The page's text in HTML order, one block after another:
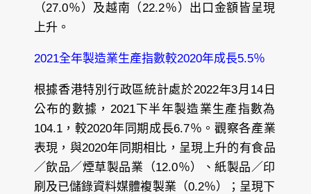
（27.0％）及越南（22.2％）出口金額皆呈現
上升。
2021全年製造業生產指數較2020年成長5.5％
根據香港特別行政區統計處於2022年3月14日
公布的數據，2021下半年製造業生產指數為
104.1，較2020年同期成長6.7％。觀察各產業
表現，與2020年同期相比，呈現上升的有食品
／飲品／煙草製品業（12.0％）、紙製品／印
刷及已儲錄資料媒體複製業（0.2％）；呈現下